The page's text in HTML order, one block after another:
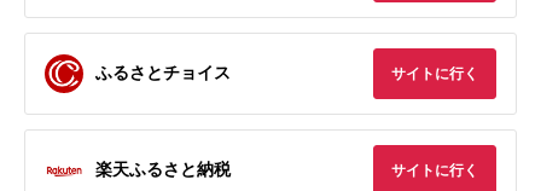
ふるさとチョイス サイトに行く
楽天ふるさと納税 サイトに行く